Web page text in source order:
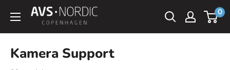
indhold
AVS
0
Kamera Support